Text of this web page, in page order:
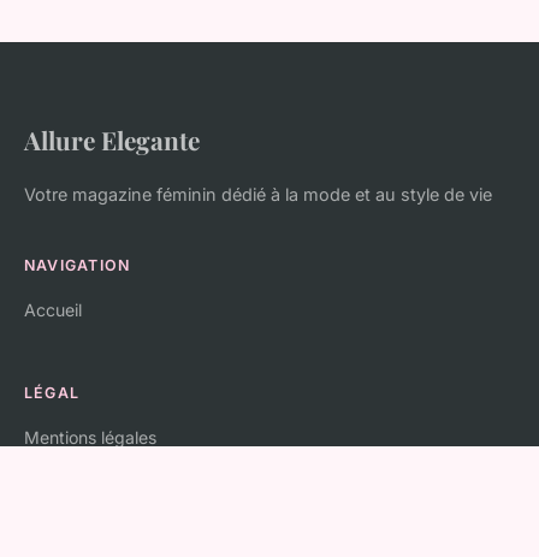
Allure Elegante
Votre magazine féminin dédié à la mode et au style de vie
NAVIGATION
Accueil
LÉGAL
Mentions légales